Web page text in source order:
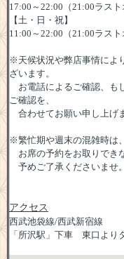
17:00～22:00（21:00ラスト
【土・日・祝】
11:00～22:00（21:00ラスト
※天候状況や弊店事情によ
ざいます。
お電話によるご確認、も
ご確認を、
合わせてお願い申し上げ
※繁忙期や週末の混雑時は、
お席の予約をお取りでき
予めご了承くださいませ。
アクセス
西武池袋線/西武新宿線
「所沢駅」下車 東口より